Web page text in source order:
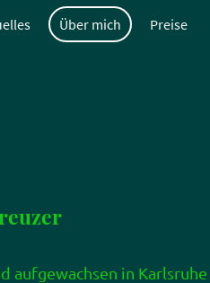
Über mich Preise
aufgewachsen in Karlsruhe